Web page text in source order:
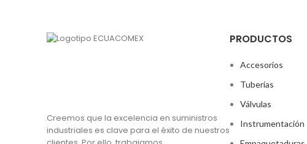
Creemos que la excelencia en suministros
industriales es clave para el éxito de nuestros
PRODUCTOS
Accesorios
Tuberías
Válvulas
Instrumentación